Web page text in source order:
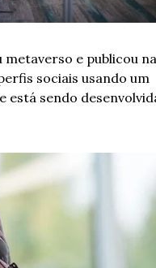
metaverso e publicou
sociais usando um
sendo